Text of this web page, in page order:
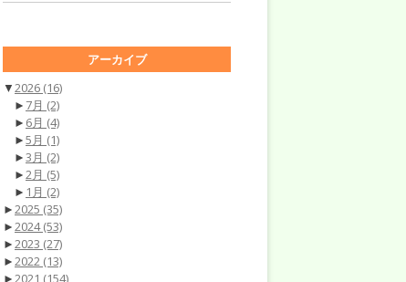
アーカイブ
▼2026 (16)
► 7月 (2)
► 6月 (4)
►5月 (1)
►3月 (2)
►2月 (5)
► 1月 (2)
►2025 (35)
►2024(53)
►2023 (27)
►2022 (13)
►2021 (154)